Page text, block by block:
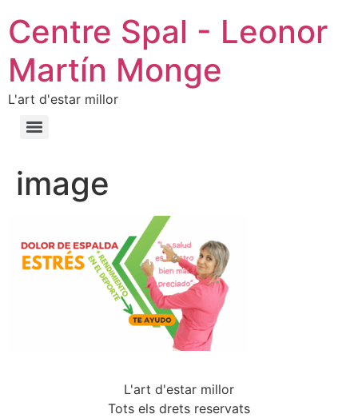
Centre Spal - Leonor
Martín Monge
L'art d'estar millor
image
L'art d'estar millor
Tots els drets reservats